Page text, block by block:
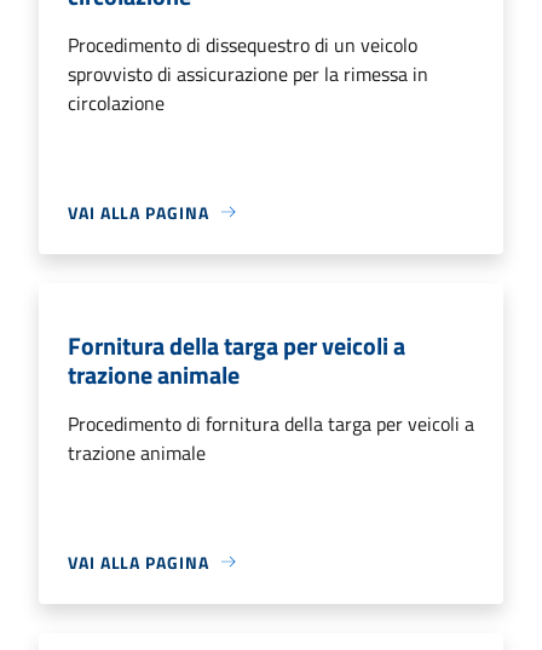
Procedimento di dissequestro di un veicolo
sprovvisto di assicurazione per la rimessa in
circolazione
VAI ALLA PAGINA
Fornitura della targa per veicoli a
trazione animale
Procedimento di fornitura della targa per veicoli a
trazione animale
VAI ALLA PAGINA